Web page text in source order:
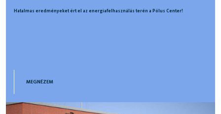
Hatalmas eredményeket ért el az energiafelhasználás terén a Pólus Center!
MEGNÉZEM